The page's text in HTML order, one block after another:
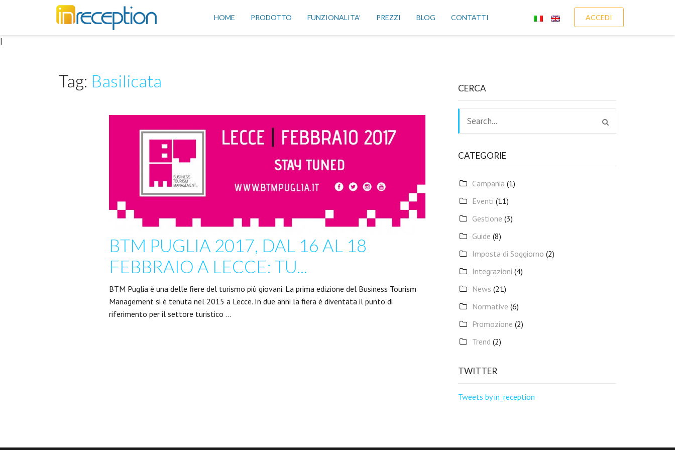
HOME PRODOTTO FUNZIONALITA’ PREZZI BLOG CONTATTI ACCEDI
|
Tag: Basilicata
BTM PUGLIA 2017, DAL 16 AL 18
FEBBRAIO A LECCE: TU...
BTM Puglia è una delle fiere del turismo più giovani. La prima edizione del Business Tourism
Management si è tenuta nel 2015 a Lecce. In due anni la fiera è diventata il punto di
riferimento per il settore turistico …
CERCA
CATEGORIE
Campania (1)
Eventi (11)
Gestione (3)
Guide (8)
Imposta di Soggiorno (2)
Integrazioni (4)
News (21)
Normative (6)
Promozione (2)
Trend (2)
TWITTER
Tweets by in_reception